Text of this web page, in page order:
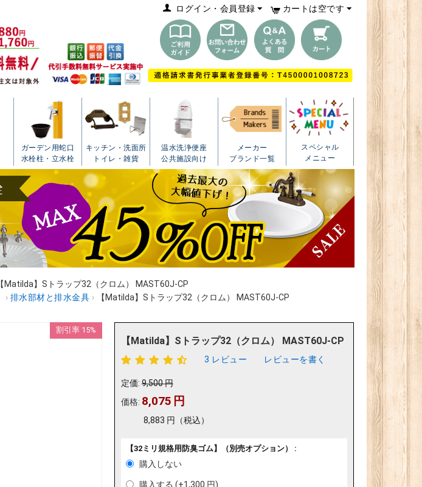
カートは空です
ログイン・会員登録
ガーデン用蛇口
水栓柱・立水栓
キッチン・洗面所
トイレ・雑貨
温水洗浄便座
公共施設向け
メーカー
ブランド一覧
スペシャル
メニュー
【Matilda】Sトラップ32（クロム） MAST60J-CP
› 排水部材と排水金具 › 【Matilda】Sトラップ32（クロム） MAST60J-CP
割引率 15%
【Matilda】Sトラップ32（クロム） MAST60J-CP
3 レビュー レビューを書く
定価: 9,500円
価格: 8,075 円
8,883 円 （税込）
【32ミリ規格用防臭ゴム】（別売オプション） :
購入しない
購入する (+1,300 円)